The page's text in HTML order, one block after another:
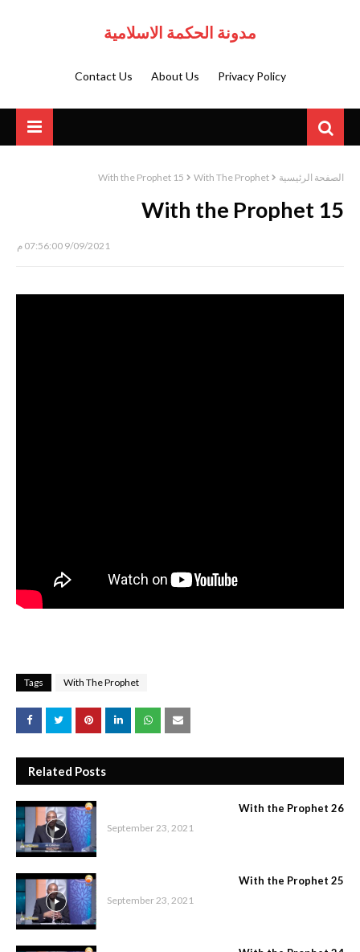
مدونة الحكمة الاسلامية
Privacy Policy
About Us
Contact Us
الصفحة الرئيسية With The Prophet
With the Prophet 15
With the Prophet 15
9/09/2021 07:56:00 م
Tags With The Prophet
Related Posts
With the Prophet 26
September 23, 2021
With the Prophet 25
September 23, 2021